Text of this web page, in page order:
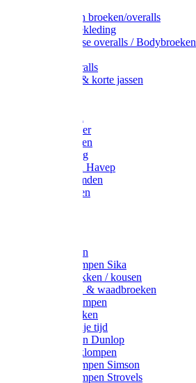
Toebehoren broeken/overalls
Signalisatiekleding
Amerikaanse overalls / Bodybroeken
Kinderoveralls
Stofjassen & korte jassen
Bodywarmer
Werkbroeken
Zaagkleding
Werkjassen Havep
Thermohemden
Overhemden
Werksokken
Schoenklompen Sika
Thermo sokken / kousen
Lieslaarzen & waadbroeken
Houten klompen
Wandelsokken
Laarzen vrije tijd
Werklaarzen Dunlop
Kunststof klompen
Schoenklompen Simson
Schoenklompen Strovels